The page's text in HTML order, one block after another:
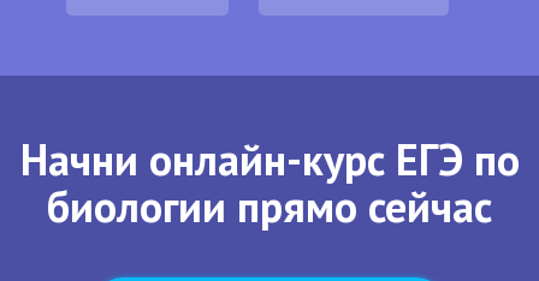
Начни онлайн-курс ЕГЭ по
биологии прямо сейчас